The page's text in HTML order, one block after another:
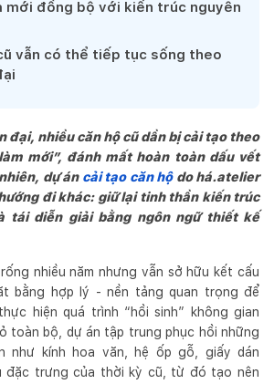
mới đồng bộ với kiến trúc nguyên
vẫn có thể tiếp tục sống theo
đại, nhiều căn hộ cũ dần bị cải tạo theo
mới”, đánh mất hoàn toàn dấu vết
dự án cải tạo căn hộdo há.atelier
đi khác: giữ lại tinh thần kiến trúc
tái diễn giải bằng ngôn ngữ thiết kế
nhiều năm nhưng vẫn sở hữu kết cấu
bằng hợp lý - nền tảng quan trọng để
hiện quá trình “hồi sinh” không gian
toàn bộ, dự án tập trung phục hồi những
như kính hoa văn, hệ ốp gỗ, giấy dán
đặc trưng của thời kỳ cũ, từ đó tạo nên